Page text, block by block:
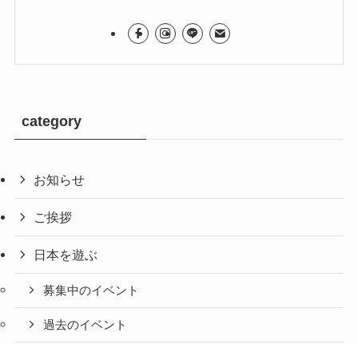
category
お知らせ
ご挨拶
日本を遊ぶ
募集中のイベント
過去のイベント